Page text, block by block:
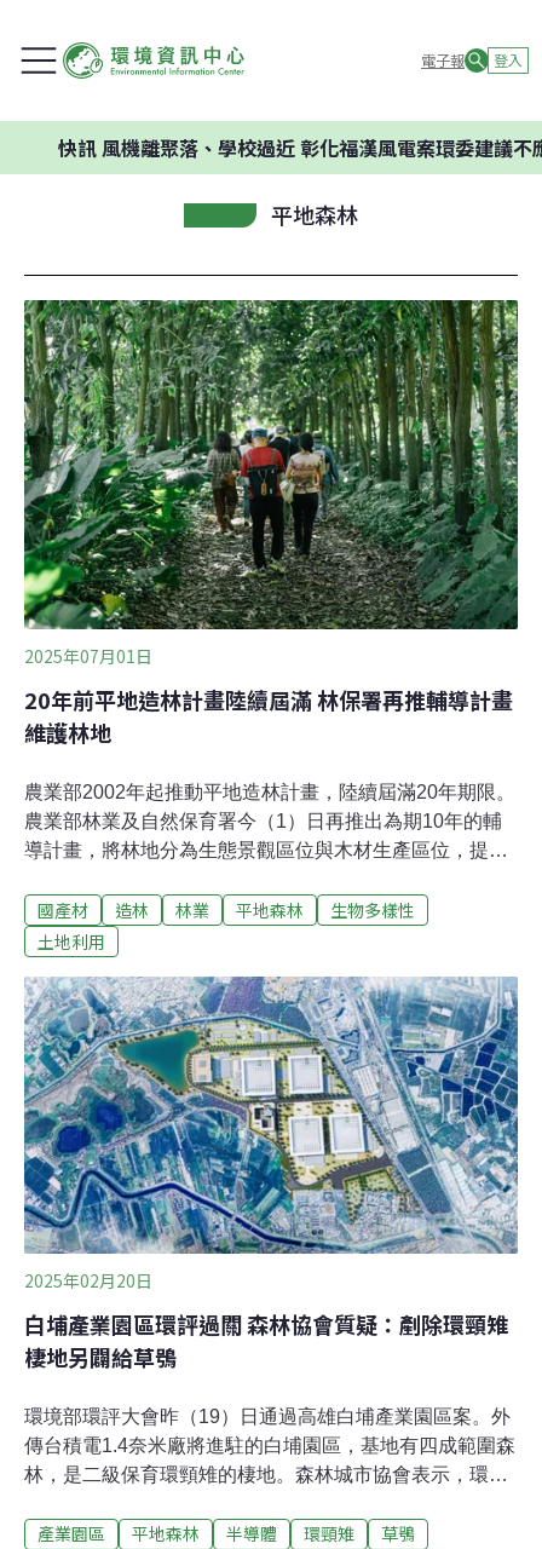
電子報 登入
風機離聚落、學校過近 彰化福漢風電案環委建議不應開發
平地森林
2025年07月01日
20年前平地造林計畫陸續屆滿 林保署再推輔導計畫
維護林地
農業部2002年起推動平地造林計畫，陸續屆滿20年期限。
農業部林業及自然保育署今（1）日再推出為期10年的輔
導計畫，將林地分為生態景觀區位與木材生產區位，提供
維護管理。平地造林再續10年 分兩大類給予8~10萬元獎
金台灣加入世界貿易組織（WTO）後，因應國內農業生產
20年的「平地造林計畫」，鼓勵釋出的農地轉作造林，吸
引不少農地投入。隨著參加造林戶陸續屆滿20年，林保署
今（1）日召開記者會，介紹下一個為期10年的輔導計
畫，將分兩大區位，進行後續分流輔導，鼓勵維持林地。
林保署說明兩大區位，一為「具生物棲地及景觀價值」林
地，可能是位在生物多樣性熱區，或是候鳥棲息過境點
等，將提供私有農地造林人每年每公頃10萬元獎勵金，提
供辦理增植樹種、營造複層林及目常管理維護工作；另一
為「具木材生產價值」林地
國產材 造林 林業 平地森林
生物多樣性
土地利用
2025年02月20日
白埔產業園區環評過關 森林協會質疑：剷除環頸雉
棲地另闢給草鴞
環境部環評大會昨（19）日通過高雄白埔產業園區案。外
傳台積電1.4奈米廠將進駐的白埔園區，基地有四成範圍森
林，是二級保育環頸雉的棲地。森林城市協會表示，環頸
籲高市府縮小滯洪池面積，以減少森林破壞。環評大會最
產業園區 平地森林 半導體 環頸雉
草鴞